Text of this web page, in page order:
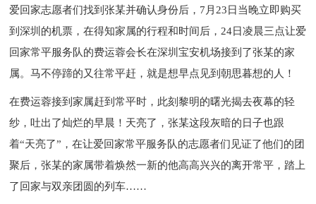
爱回家志愿者们找到张某并确认身份后，7月23日当晚立即购买
到深圳的机票，在得知家属的行程和时间后，24日凌晨三点让爱
回家常平服务队的费运蓉会长在深圳宝安机场接到了张某的家
属。马不停蹄的又往常平赶，就是想早点见到朝思暮想的人！
在费运蓉接到家属赶到常平时，此刻黎明的曙光揭去夜幕的轻
纱，吐出了灿烂的早晨！天亮了，张某这段灰暗的日子也跟
着“天亮了”，在让爱回家常平服务队的志愿者们见证了他们的团
聚后，张某的家属带着焕然一新的他高高兴兴的离开常平，踏上
了回家与双亲团圆的列车……